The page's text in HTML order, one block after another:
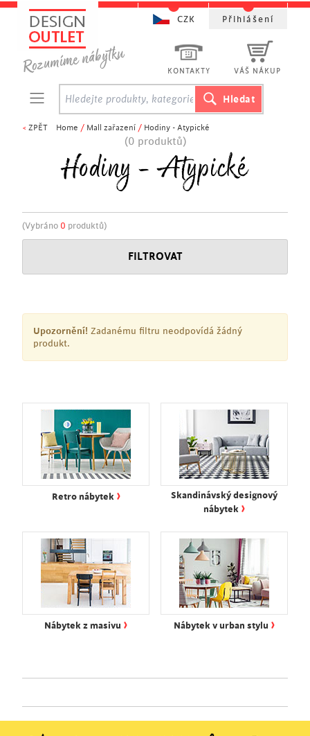
< ZPĚT Home / Mall zařazení / Hodiny - Atypické
(0 produktů)
Hodiny - Atypické
(Vybráno 0 produktů)
FILTROVAT
Upozornění! Zadanému filtru neodpovídá žádný
produkt.
Retro nábytek ›
Skandinávský designový
nábytek ›
Nábytek z masivu › Nábytek v urban stylu ›
KONTAKTY VÁŠ NÁKUP
CZK Přihlášení